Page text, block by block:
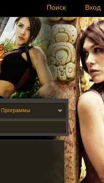
Программы
Вход
Поиск